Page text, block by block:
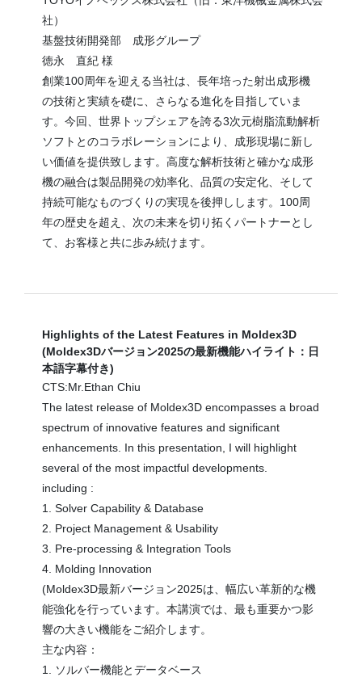
社）
基盤技術開発部 成形グループ
徳永 直紀 様
創業100周年を迎える当社は、長年培った射出成形機
の技術と実績を礎に、さらなる進化を目指していま
す。今回、世界トップシェアを誇る3次元樹脂流動解析
ソフトとのコラボレーションにより、成形現場に新し
い価値を提供致します。高度な解析技術と確かな成形
機の融合は製品開発の効率化、品質の安定化、そして
持続可能なものづくりの実現を後押しします。100周
年の歴史を超え、次の未来を切り拓くパートナーとし
て、お客様と共に歩み続けます。
Highlights of the Latest Features in Moldex3D
(Moldex3Dバージョン2025の最新機能ハイライト：日
本語字幕付き)
CTS:Mr.Ethan Chiu
The latest release of Moldex3D encompasses a broad
spectrum of innovative features and significant
enhancements. In this presentation, I will highlight
several of the most impactful developments.
including :
1. Solver Capability & Database
2. Project Management & Usability
3. Pre-processing & Integration Tools
4. Molding Innovation
(Moldex3D最新バージョン2025は、幅広い革新的な機
能強化を行っています。本講演では、最も重要かつ影
響の大きい機能をご紹介します。
主な内容：
1. ソルバー機能とデータベース